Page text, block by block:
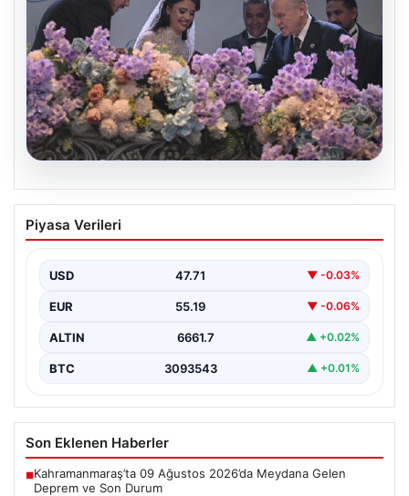
MHP Lideri Bahçeli, Yakınlarının
Düğününde Nikah Şahidi Oldu
Bahçeli, yakınlarının önemli anlarından birine tanıklık
etmek…
Piyasa Verileri
USD 47.71 ▼ -0.03%
EUR 55.19 ▼ -0.06%
ALTIN 6661.7 ▲ +0.02%
BTC 3093543 ▲ +0.01%
Son Eklenen Haberler
■Kahramanmaraş’ta 09 Ağustos 2026’da Meydana Gelen
Deprem ve Son Durum